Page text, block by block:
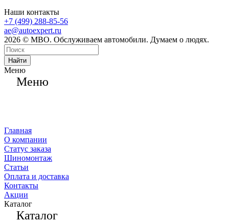
Наши контакты
+7 (499) 288-85-56
ae@autoexpert.ru
2026 © МВО. Обслуживаем автомобили. Думаем о людях.
Найти
Меню
Меню
Главная
О компании
Статус заказа
Шиномонтаж
Статьи
Оплата и доставка
Контакты
Акции
Каталог
Каталог